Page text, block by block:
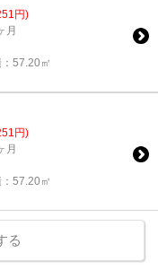
円)
月
57.20㎡
円)
月
57.20㎡
る